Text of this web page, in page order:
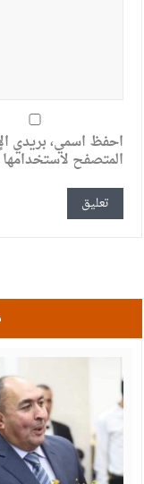
احفظ اسمي، بريدي
المتصفح لاستخدامها